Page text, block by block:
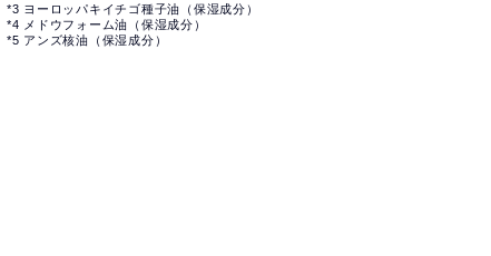
*3 ヨーロッパキイチゴ種子油（保湿成分）
*4 メドウフォーム油（保湿成分）
*5 アンズ核油（保湿成分）